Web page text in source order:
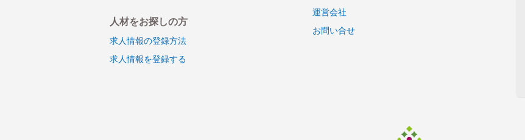
人材をお探しの方
求人情報の登録方法
求人情報を登録する
運営会社
お問い合せ